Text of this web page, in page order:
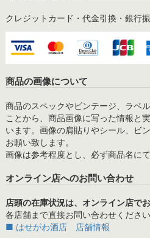
クレジットカード・代金引換・銀行
商品の画像について
商品のスペックやビンテージ、ラベ
ことから、商品画像に写った情報と
います。画像の肩貼りやシール、ビ
お願い致します。
画像は参考程度とし、必ず商品名にて
オンライン店へのお問い合わせ
店頭の在庫状況は、オンライン店で
各店舗まで直接お問い合わせください
■ はせがわ酒店 店舗情報